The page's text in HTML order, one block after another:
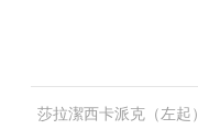
莎拉潔西卡派克（左